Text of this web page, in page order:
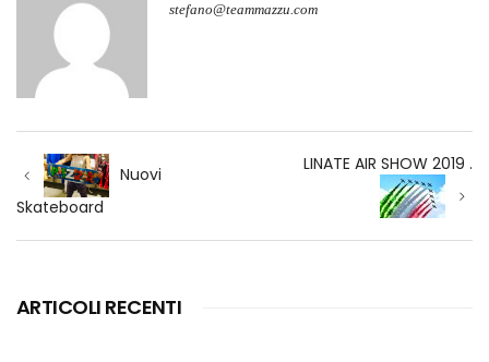
stefano@teammazzu.com
Navigazione
articoli
Nuovi
Skateboard
LINATE AIR SHOW 2019 .
ARTICOLI RECENTI